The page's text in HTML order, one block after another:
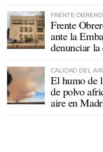
FRENTE OBRERO
Frente
ante la
denunciar
CALIDAD DEL
El humo de
de polvo
aire en